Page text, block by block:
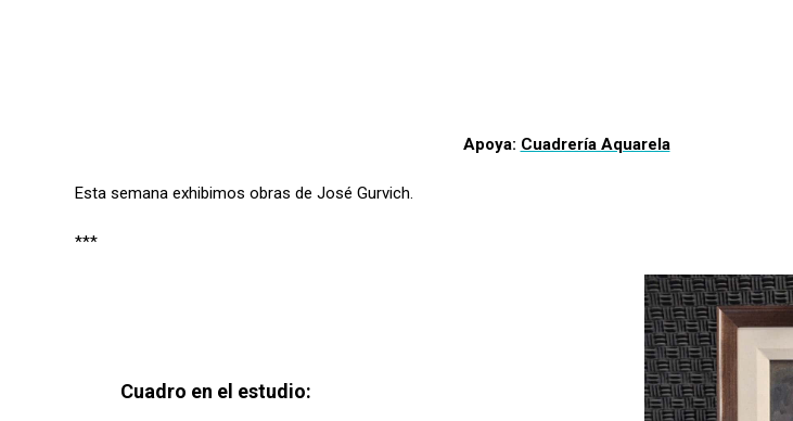
Apoya: Cuadrería Aquarela
Esta semana exhibimos obras de José Gurvich.
***
Cuadro en el estudio: